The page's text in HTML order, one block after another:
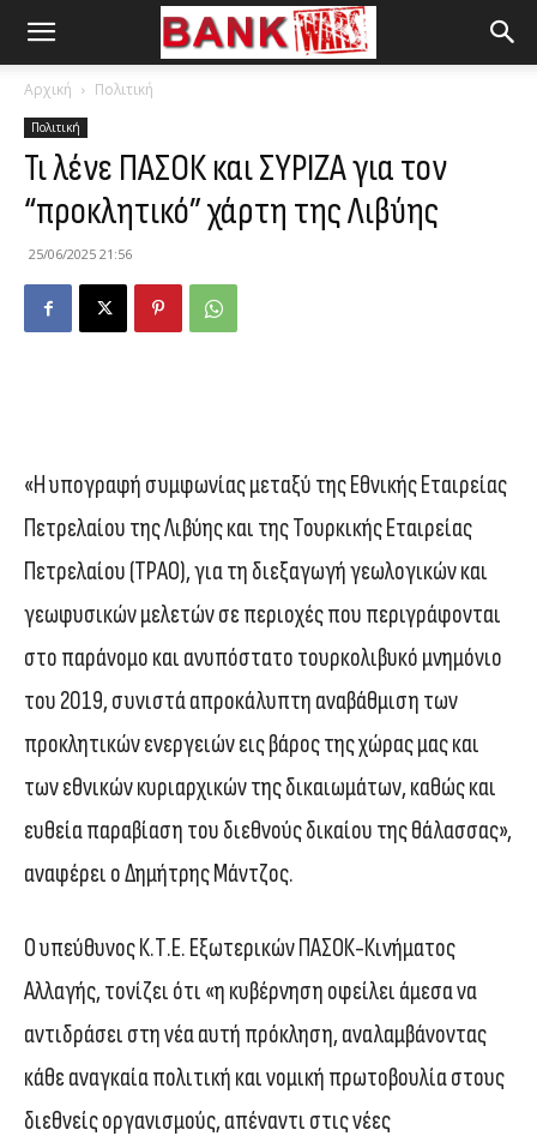
Αρχική Πολιτική
Πολιτική
Τι λένε ΠΑΣΟΚ και ΣΥΡΙΖΑ για τον
“προκλητικό” χάρτη της Λιβύης
25/06/2025 21:56
«Η υπογραφή συμφωνίας μεταξύ της Εθνικής Εταιρείας
Πετρελαίου της Λιβύης και της Τουρκικής Εταιρείας
Πετρελαίου (TPAO), για τη διεξαγωγή γεωλογικών και
γεωφυσικών μελετών σε περιοχές που περιγράφονται
στο παράνομο και ανυπόστατο τουρκολιβυκό μνημόνιο
του 2019, συνιστά απροκάλυπτη αναβάθμιση των
προκλητικών ενεργειών εις βάρος της χώρας μας και
των εθνικών κυριαρχικών της δικαιωμάτων, καθώς και
ευθεία παραβίαση του διεθνούς δικαίου της θάλασσας»,
αναφέρει ο Δημήτρης Μάντζος.
Ο υπεύθυνος Κ.Τ.Ε. Εξωτερικών ΠΑΣΟΚ-Κινήματος
Αλλαγής, τονίζει ότι «η κυβέρνηση οφείλει άμεσα να
αντιδράσει στη νέα αυτή πρόκληση, αναλαμβάνοντας
κάθε αναγκαία πολιτική και νομική πρωτοβουλία στους
διεθνείς οργανισμούς, απέναντι στις νέες